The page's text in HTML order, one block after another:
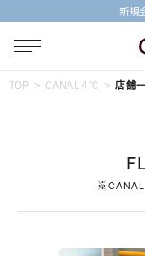
新規
#eギフト
#メンズ ネックレス
TOP CANAL４℃ 店舗
※CANAL